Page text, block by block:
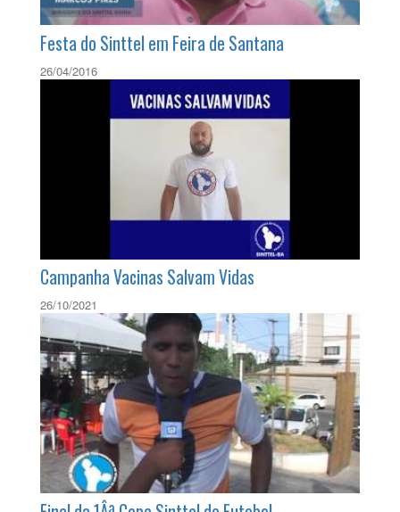
Festa do Sinttel em Feira de Santana
Campanha Vacinas Salvam Vidas
26/10/2021